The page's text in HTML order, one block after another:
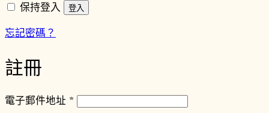
保持登入
登入
忘記密碼？
註冊
電子郵件地址 * 必